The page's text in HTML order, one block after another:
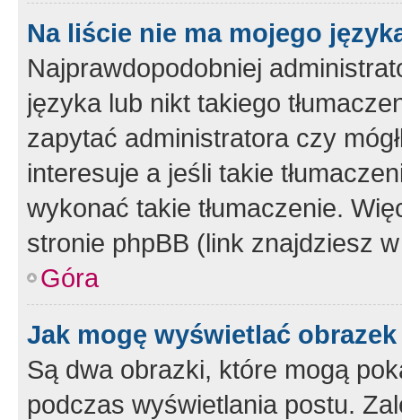
Na liście nie ma mojego
Najprawdopodobniej
języka lub nikt takiego
zapytać administratora czy
interesuje a jeśli takie
wykonać takie tłumaczenie.
stronie phpBB (link znajdziesz
Góra
Jak mogę wyświetlać
Są dwa obrazki, które mogą
podczas wyświetlania postu.